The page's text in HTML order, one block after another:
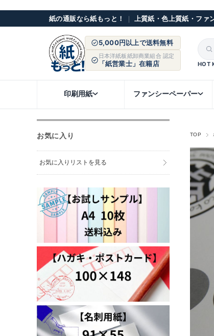
紙の通販なら紙もっと！ ｜ 上質紙・色上質紙・ファ
5,000円以上で送料無料
日本洋紙板紙卸商業組合 認定
「紙営業士」在籍店 HOT
印刷用紙 ファンシーペーパー
TOP
お気に入り
お気に入りリストを見る